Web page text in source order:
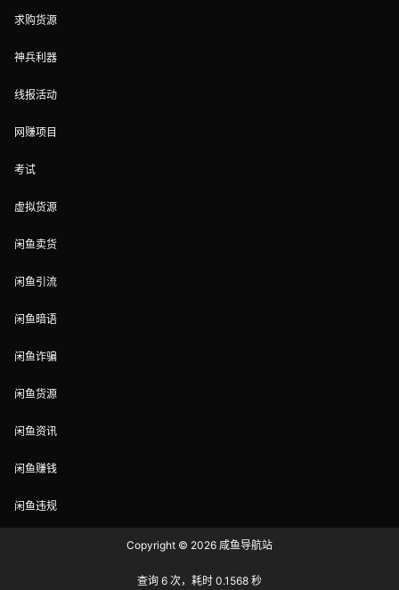
求购货源
神兵利器
线报活动
网赚项目
考试
虚拟货源
闲鱼卖货
闲鱼引流
闲鱼暗语
闲鱼诈骗
闲鱼货源
闲鱼资讯
闲鱼赚钱
闲鱼违规
Copyright © 2026 咸鱼导航站
查询 6 次，耗时 0.1568 秒